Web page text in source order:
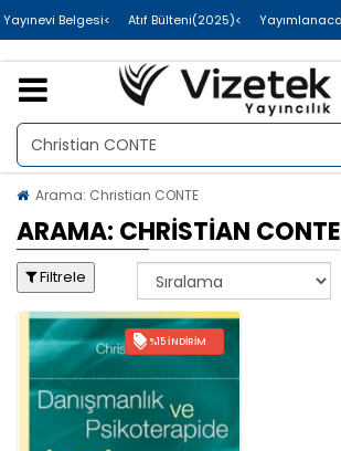
>Atıf Bülteni(2025)
>Uluslararası Yayınevi Belgesi
Arama: Christian CONTE
ARAMA: CHRISTIAN CONTE
Filtrele
%15 İNDIRIM